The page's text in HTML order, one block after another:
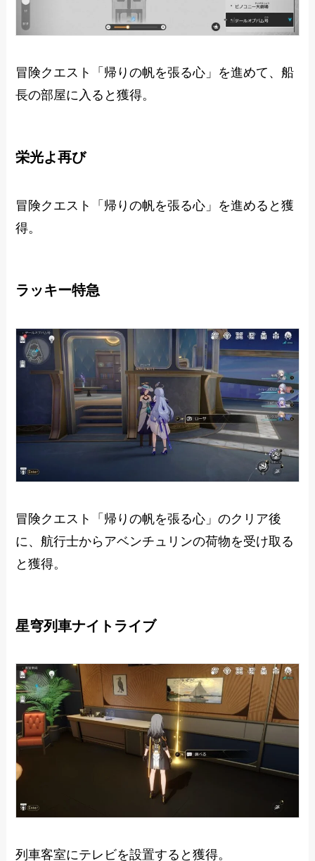
冒険クエスト「帰りの帆を張る心」を進めて、船
長の部屋に入ると獲得。
栄光よ再び
冒険クエスト「帰りの帆を張る心」を進めると獲
得。
ラッキー特急
冒険クエスト「帰りの帆を張る心」のクリア後
に、航行士からアベンチュリンの荷物を受け取る
と獲得。
星穹列車ナイトライブ
列車客室にテレビを設置すると獲得。